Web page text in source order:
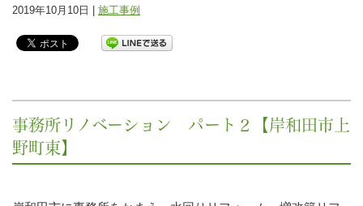
2019年10月10日 | 施工事例
事務所リノベーション パート２【岸和田市上
野町東】